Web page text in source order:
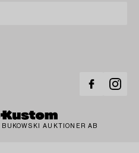
AUKTIONER AB